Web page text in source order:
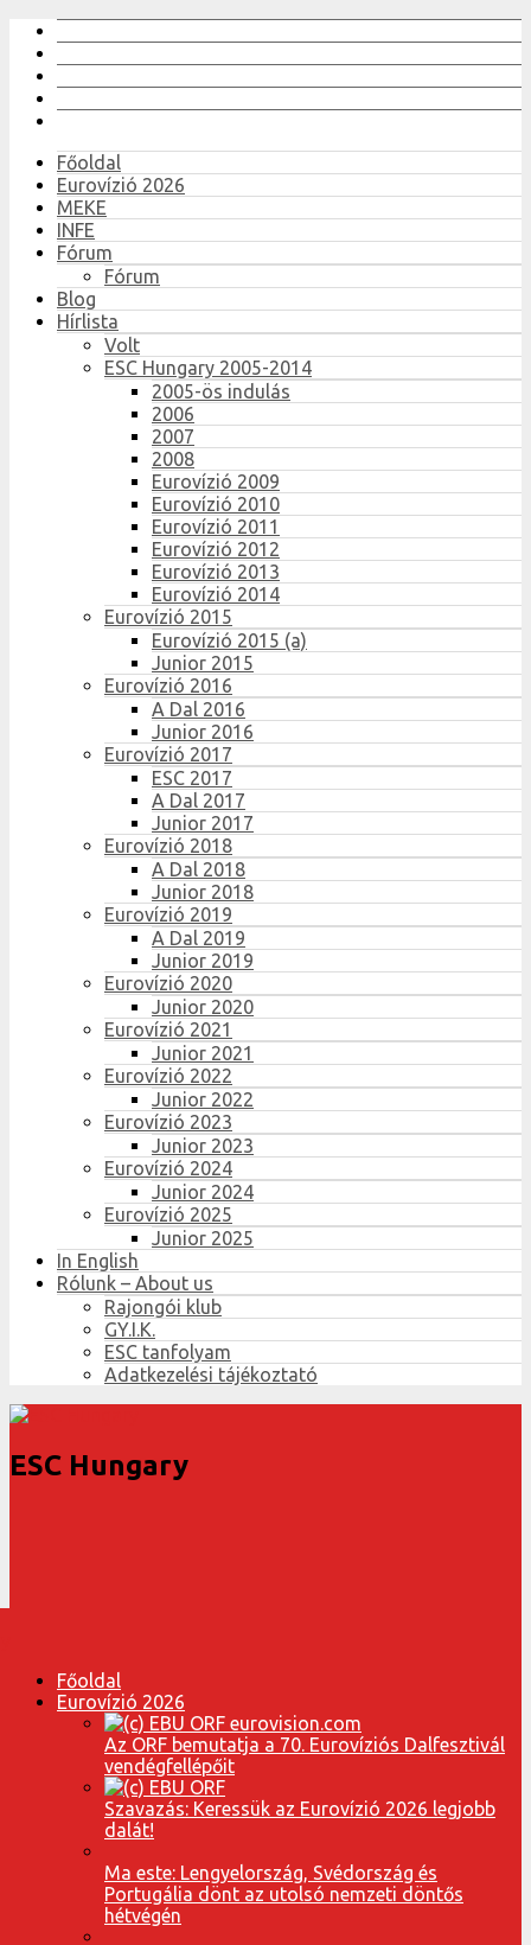
Főoldal
Eurovízió 2026
MEKE
INFE
Fórum
Fórum
Blog
Hírlista
Volt
ESC Hungary 2005-2014
2005-ös indulás
2006
2007
2008
Eurovízió 2009
Eurovízió 2010
Eurovízió 2011
Eurovízió 2012
Eurovízió 2013
Eurovízió 2014
Eurovízió 2015
Eurovízió 2015 (a)
Junior 2015
Eurovízió 2016
A Dal 2016
Junior 2016
Eurovízió 2017
ESC 2017
A Dal 2017
Junior 2017
Eurovízió 2018
A Dal 2018
Junior 2018
Eurovízió 2019
A Dal 2019
Junior 2019
Eurovízió 2020
Junior 2020
Eurovízió 2021
Junior 2021
Eurovízió 2022
Junior 2022
Eurovízió 2023
Junior 2023
Eurovízió 2024
Junior 2024
Eurovízió 2025
Junior 2025
In English
Rólunk – About us
Rajongói klub
GY.I.K.
ESC tanfolyam
Adatkezelési tájékoztató
ESC Hungary
Főoldal
Eurovízió 2026
Az ORF bemutatja a 70. Eurovíziós Dalfesztivál
vendégfellépőit
Szavazás: Keressük az Eurovízió 2026 legjobb
dalát!
Ma este: Lengyelország, Svédország és
Portugália dönt az utolsó nemzeti döntős
hétvégén